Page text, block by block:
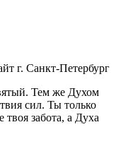
г. Санкт-Петербург
Тем же Духом
сил. Ты только
забота, а Духа